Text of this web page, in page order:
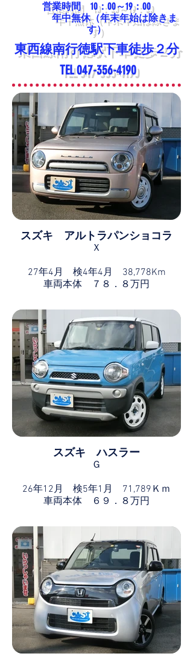
営業時間 10：00～19：00
年中無休（年末年始は除きま
す）
東西線南行徳駅下車徒歩２分
TEL047-356-4190
スズキ アルトラパンショコラ
Ｘ
27年4月 検4年4月 38,778Km
車両本体 ７８．８万円
スズキ ハスラー
Ｇ
26年12月 検5年1月 71,789Ｋｍ
車両本体 ６９．８万円